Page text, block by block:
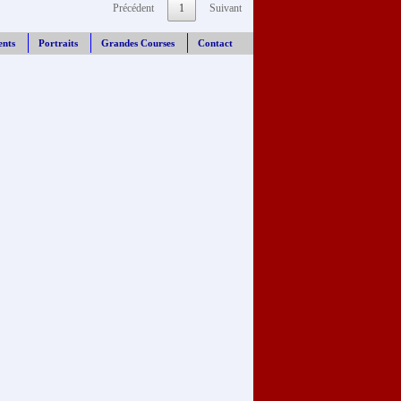
Précédent 1 Suivant
Portraits Grandes Courses Contact